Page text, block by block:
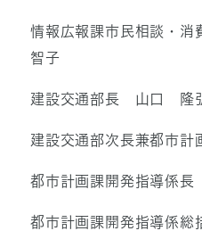
情報広報課市民相談・
智子
建設交通部長 山口 隆
建設交通部次長兼都市
都市計画課開発指導係
都市計画課開発指導係